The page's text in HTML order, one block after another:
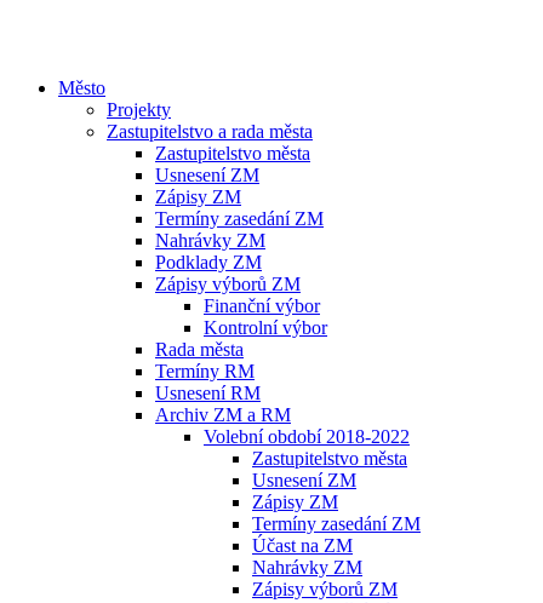
Město
Projekty
Zastupitelstvo a rada města
Zastupitelstvo města
Usnesení ZM
Zápisy ZM
Termíny zasedání ZM
Nahrávky ZM
Podklady ZM
Zápisy výborů ZM
Finanční výbor
Kontrolní výbor
Rada města
Termíny RM
Usnesení RM
Archiv ZM a RM
Volební období 2018-2022
Zastupitelstvo města
Usnesení ZM
Zápisy ZM
Termíny zasedání ZM
Účast na ZM
Nahrávky ZM
Zápisy výborů ZM